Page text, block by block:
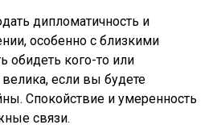
дипломатичность и
особенно с близкими
кого-то или
если вы будете
Спокойствие и умеренность
связи.